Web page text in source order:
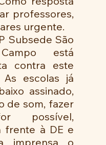
professores,
urgente.
São
está
contra este
As escolas já
assinado,
de som, fazer
possível,
frente à DE e
imprensa o